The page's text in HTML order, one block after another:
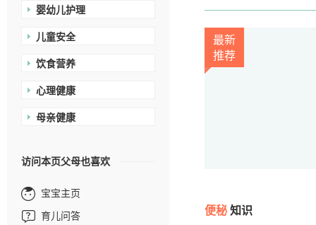
婴幼儿护理
儿童安全
饮食营养
心理健康
母亲健康
访问本页父母也喜欢
宝宝主页
育儿问答
最新
推荐
便秘知识